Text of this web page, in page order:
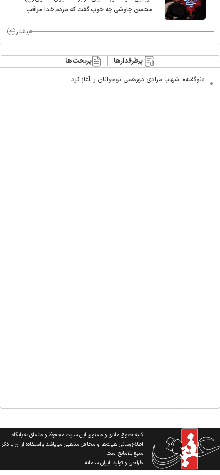
محسن چاوشی چه خوب گفت که مردم خدا مراقب
بیشتر
پرطرفدارها پربحث‌ها
«نوگفته»؛ شهاب مرادی دورهمی نوجوانان را آغاز کرد
کلیه حقوق مادی و معنوی این سایت محفوظ و متعلق به پایگاه
اطلاع رسانی هیات‌ها و محافل مذهبی می‌باشد واستفاده از آن با ذکر
منبع بلامانع است.
طراحی و تولید:ایران سامانه